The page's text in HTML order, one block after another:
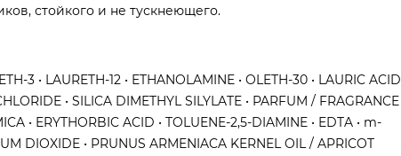
стойкого и не тускнеющего.
3 • LAURETH-12 • ETHANOLAMINE • OLETH-30 • LAURIC ACID
• SILICA DIMETHYL SILYLATE • PARFUM / FRAGRANCE
• ERYTHORBIC ACID • TOLUENE-2,5-DIAMINE • EDTA • m-
DIOXIDE • PRUNUS ARMENIACA KERNEL OIL / APRICOT